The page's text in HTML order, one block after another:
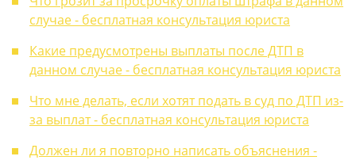
случае - бесплатная консультация юриста
Какие предусмотрены выплаты после ДТП в
данном случае - бесплатная консультация юриста
Что мне делать, если хотят подать в суд по ДТП из-
за выплат - бесплатная консультация юриста
Должен ли я повторно написать объяснения -